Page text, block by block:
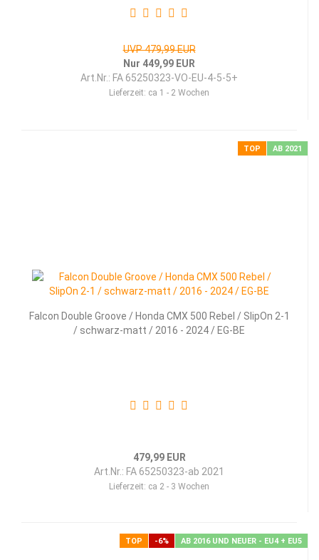
UVP 479,99 EUR
Nur 449,99 EUR
Art.Nr.: FA 65250323-VO-EU-4-5-5+
Lieferzeit: ca 1 - 2 Wochen
TOP AB 2021
Falcon Double Groove / Honda CMX 500 Rebel / SlipOn 2-1
/ schwarz-matt / 2016 - 2024 / EG-BE
479,99 EUR
Art.Nr.: FA 65250323-ab 2021
Lieferzeit: ca 2 - 3 Wochen
TOP -6% AB 2016 UND NEUER - EU4 + EU5